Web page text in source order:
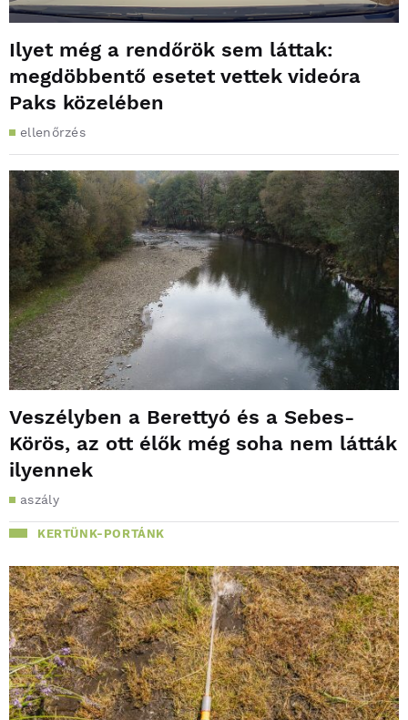
Ilyet még a rendőrök sem láttak:
megdöbbentő esetet vettek videóra
Paks közelében
ellenőrzés
Veszélyben a Berettyó és a Sebes-
Körös, az ott élők még soha nem látták
ilyennek
aszály
KERTÜNK-PORTÁNK